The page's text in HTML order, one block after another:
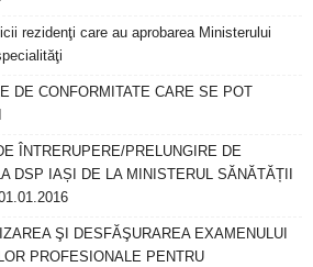
rezidenţi care au aprobarea Ministerului
DE CONFORMITATE CARE SE POT
ÎNTRERUPERE/PRELUNGIRE DE
DSP IAȘI DE LA MINISTERUL SĂNĂTĂȚII
ŞI DESFĂŞURAREA EXAMENULUI
PROFESIONALE PENTRU